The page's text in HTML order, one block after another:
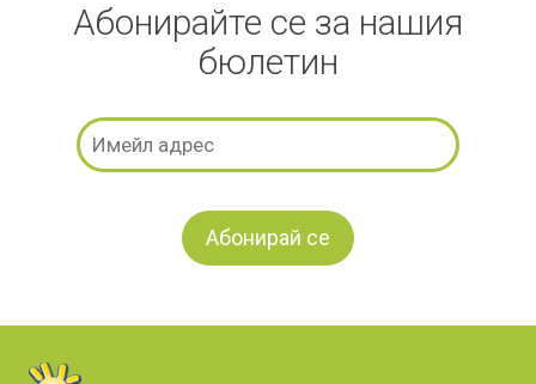
Абонирайте се за нашия
бюлетин